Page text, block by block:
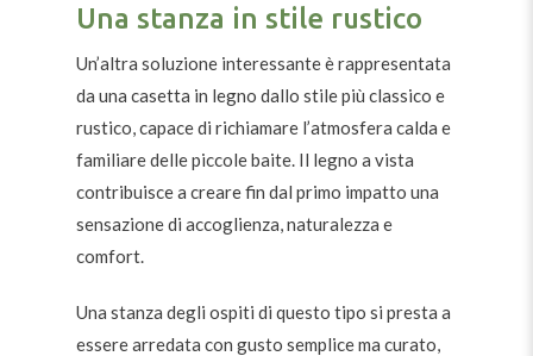
Una stanza in stile rustico
Un’altra soluzione interessante è rappresentata
da una casetta in legno dallo stile più classico e
rustico, capace di richiamare l’atmosfera calda e
familiare delle piccole baite. Il legno a vista
contribuisce a creare fin dal primo impatto una
sensazione di accoglienza, naturalezza e
comfort.
Una stanza degli ospiti di questo tipo si presta a
essere arredata con gusto semplice ma curato,